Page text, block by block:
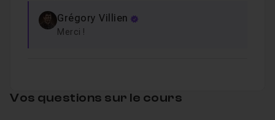
Grégory Villien
Merci !
Vos questions sur le cours